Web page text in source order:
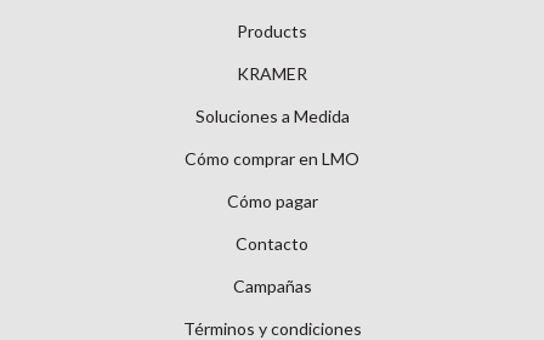
Products
KRAMER
Soluciones a Medida
Cómo comprar en LMO
Cómo pagar
Contacto
Campañas
Términos y condiciones